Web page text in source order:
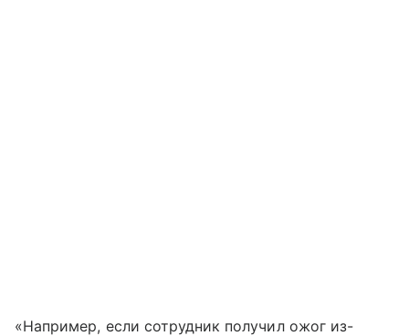
«Например, если сотрудник получил ожог из-